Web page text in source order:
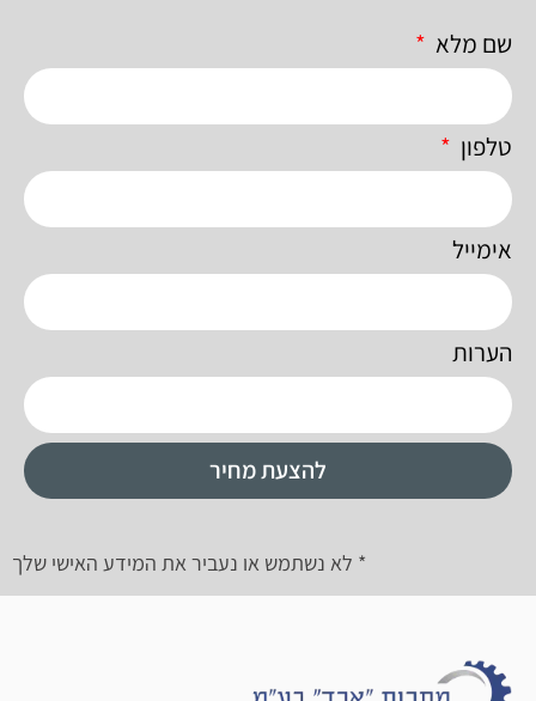
שם מלא
טלפון
אימייל
הערות
להצעת מחיר
* לא נשתמש או נעביר את המידע האישי שלך